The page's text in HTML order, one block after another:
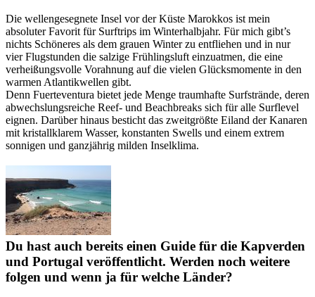
Die wellengesegnete Insel vor der Küste Marokkos ist mein
absoluter Favorit für Surftrips im Winterhalbjahr. Für mich gibt’s
nichts Schöneres als dem grauen Winter zu entfliehen und in nur
vier Flugstunden die salzige Frühlingsluft einzuatmen, die eine
verheißungsvolle Vorahnung auf die vielen Glücksmomente in den
warmen Atlantikwellen gibt.
Denn Fuerteventura bietet jede Menge traumhafte Surfstrände, deren
abwechslungsreiche Reef- und Beachbreaks sich für alle Surflevel
eignen. Darüber hinaus besticht das zweitgrößte Eiland der Kanaren
mit kristallklarem Wasser, konstanten Swells und einem extrem
sonnigen und ganzjährig milden Inselklima.
Du hast auch bereits einen Guide für die Kapverden
und Portugal veröffentlicht. Werden noch weitere
folgen und wenn ja für welche Länder?